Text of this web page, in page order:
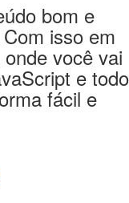
bom e
isso em
você vai
e todo
fácil e